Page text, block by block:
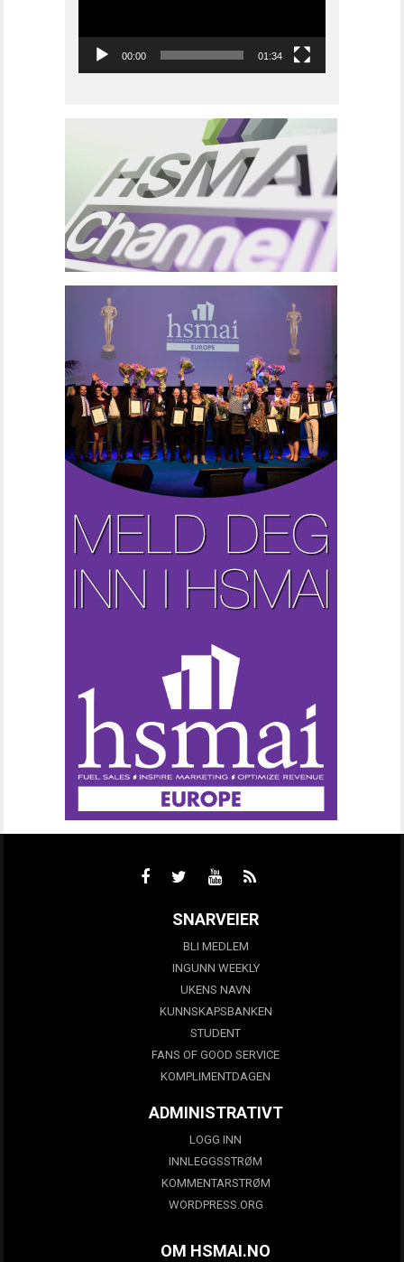
00:00 01:34
SNARVEIER
BLI MEDLEM
INGUNN WEEKLY
UKENS NAVN
KUNNSKAPSBANKEN
STUDENT
FANS OF GOOD SERVICE
KOMPLIMENTDAGEN
ADMINISTRATIVT
LOGG INN
INNLEGGSSTRØM
KOMMENTARSTRØM
WORDPRESS.ORG
OM HSMAI.NO